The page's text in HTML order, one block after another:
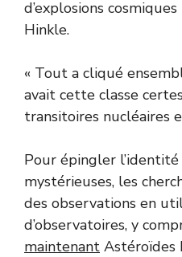
d’explosions
Hinkle.
« Tout a cliqué
avait cette classe
transitoires nucléaires
Pour épingler l’identité
mystérieuses, les
des observations en
d’observatoires, y
maintenant Astéroïdes